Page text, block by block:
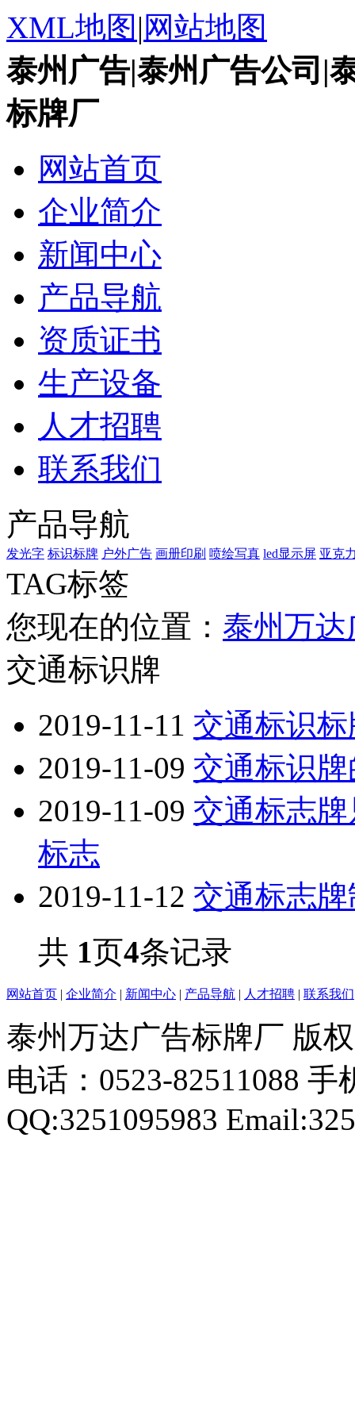
XML地图 | 网站地图
泰州广告|泰州广告公司|
标牌厂
网站首页
企业简介
新闻中心
产品导航
资质证书
生产设备
人才招聘
联系我们
产品导航
发光字 标识标牌 户外广告 画册印刷 喷绘写真 led显示屏 亚克
TAG标签
您现在的位置： 泰州万
交通标识牌
2019-11-11 交通标识
2019-11-09 交通标识
2019-11-09 交通标志
标志
2019-11-12 交通标志
共 1页4条记录
网站首页 | 企业简介 | 新闻中心 | 产品导航 | 人才招聘 | 联系我们
泰州万达广告标牌厂 版
电话：0523-82511088 手
QQ:3251095983